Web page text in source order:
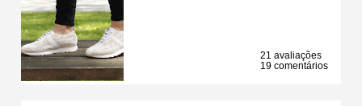
21 avaliações
19 comentários